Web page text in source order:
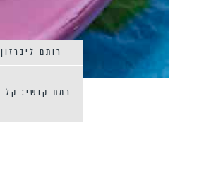
רותם ליברזון
רמת קושי: קל